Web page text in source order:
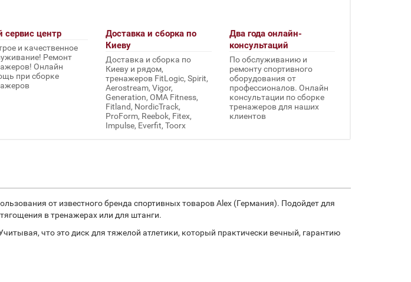
сервис центр
и качественное
Ремонт
Онлайн
при сборке
Доставка и сборка по
Киеву
Доставка и сборка по
Киеву и рядом,
тренажеров FitLogic, Spirit,
Aerostream, Vigor,
Generation, OMA Fitness,
Fitland, NordicTrack,
ProForm, Reebok, Fitex,
Impulse, Everfit, Toorx
Два года онлайн-
консультаций
По обслуживанию и
ремонту спортивного
оборудования от
профессионалов. Онлайн
консультации по сборке
тренажеров для наших
клиентов
от известного бренда спортивных товаров Alex (Германия). Подойдет для
в тренажерах или для штанги.
что это диск для тяжелой атлетики, который практически вечный, гарантию